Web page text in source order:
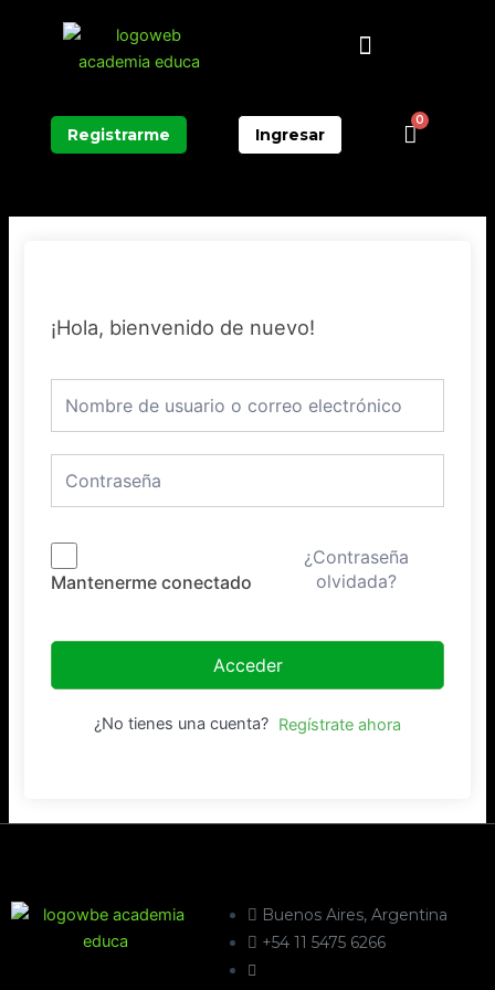
Menú
Registrarme Ingresar
0
¡Hola, bienvenido de nuevo!
Mantenerme conectado
¿Contraseña
olvidada?
Acceder
¿No tienes una cuenta? Regístrate ahora
Buenos Aires, Argentina
+54 11 5475 6266